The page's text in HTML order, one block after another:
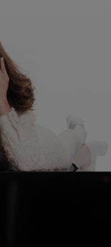
cette vidéo